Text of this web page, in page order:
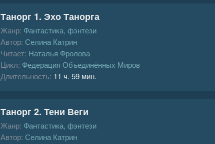
Танорг 1. Эхо Танорга
Жанр: Фантастика, фэнтези
Автор: Селина Катрин
Читает: Наталья Фролова
Цикл: Федерация Объединённых Миров
Длительность: 11 ч. 59 мин.
Танорг 2. Тени Веги
Жанр: Фантастика, фэнтези
Автор: Селина Катрин